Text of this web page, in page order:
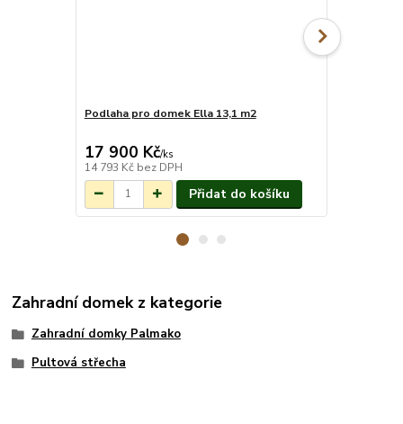
Podlaha pro domek Ella 13,1 m2
17 900 Kč/ks
14 793 Kč bez DPH
Přidat do košíku
Zahradní domek z kategorie
Zahradní domky Palmako
Pultová střecha